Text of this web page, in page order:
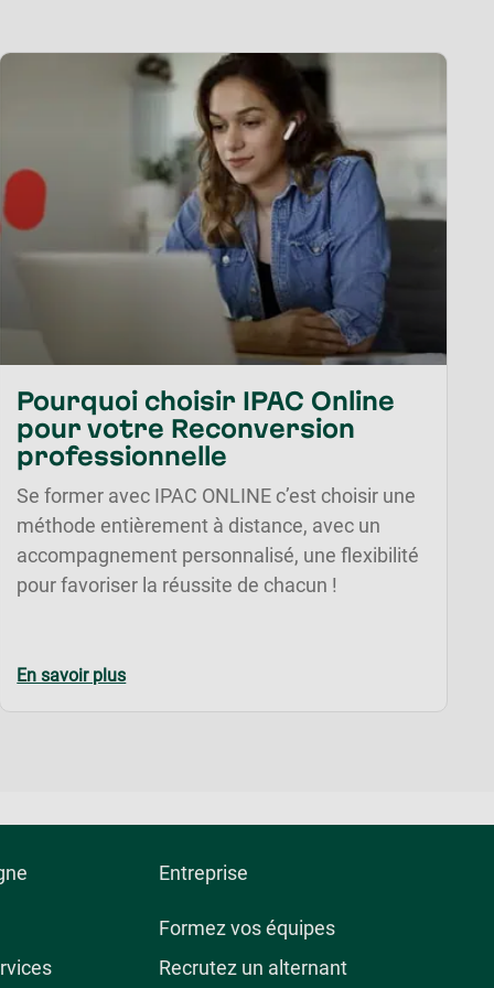
Pourquoi choisir IPAC Online
pour votre Reconversion
professionnelle
Se former avec IPAC ONLINE c’est choisir une
méthode entièrement à distance, avec un
accompagnement personnalisé, une flexibilité
pour favoriser la réussite de chacun !
En savoir plus
Entreprise
Formez vos équipes
Recrutez un alternant